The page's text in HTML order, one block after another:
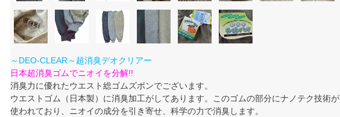
～DEO-CLEAR～超消臭デオクリアー
日本超消臭ゴムでニオイを分解!!
消臭力に優れたウエスト総ゴムズボンでございます。
ウエストゴム（日本製）に消臭加工がしてあります。このゴムの部分にナノテク技術が
使われており、ニオイの成分を引き寄せ、科学の力で消臭します。